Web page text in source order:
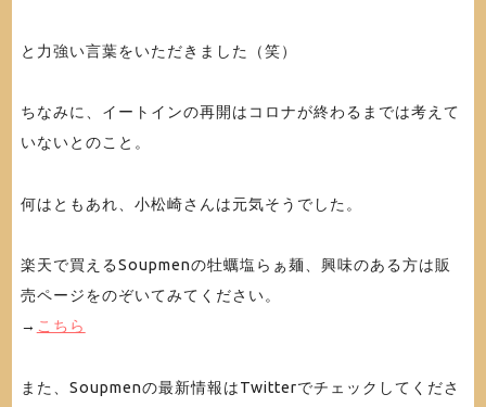
と力強い言葉をいただきました（笑）
ちなみに、イートインの再開はコロナが終わるまでは考えて
いないとのこと。
何はともあれ、小松崎さんは元気そうでした。
楽天で買えるSoupmenの牡蠣塩らぁ麺、興味のある方は販
売ページをのぞいてみてください。
→ こちら
また、Soupmenの最新情報はTwitterでチェックしてくださ